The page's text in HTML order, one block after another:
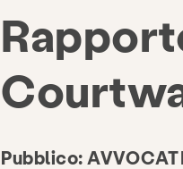
Pubblico: